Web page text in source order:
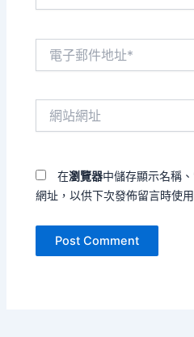
在瀏覽器中儲存顯示名稱
網址，以供下次發佈留言時使用